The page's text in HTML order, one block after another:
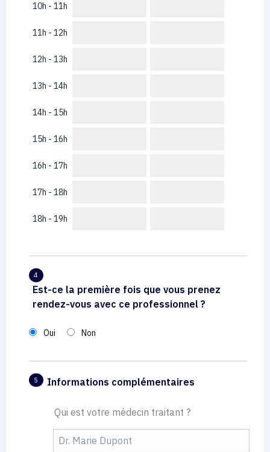
10h - 11h
11h - 12h
12h - 13h
13h - 14h
14h - 15h
15h - 16h
16h - 17h
17h - 18h
18h - 19h
4
Est-ce la première fois que vous prenez
rendez-vous avec ce professionnel ?
Oui Non
5 Informations complémentaires
Qui est votre médecin traitant ?